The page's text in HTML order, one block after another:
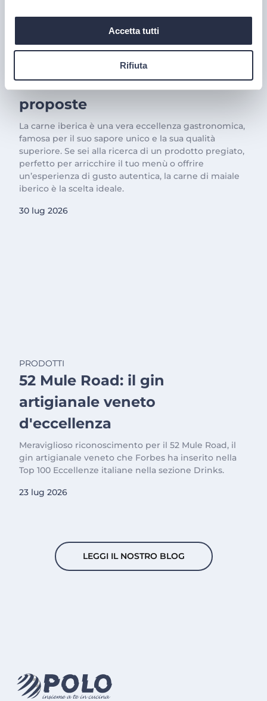
Accetta tutti
Rifiuta
PRODOTTI
Il trionfo del gusto con la
Carne Iberica: le nostre
proposte
La carne iberica è una vera eccellenza gastronomica,
famosa per il suo sapore unico e la sua qualità
superiore. Se sei alla ricerca di un prodotto pregiato,
perfetto per arricchire il tuo menù o offrire
un’esperienza di gusto autentica, la carne di maiale
iberico è la scelta ideale.
30 lug 2026
PRODOTTI
52 Mule Road: il gin
artigianale veneto
d'eccellenza
Meraviglioso riconoscimento per il 52 Mule Road, il
gin artigianale veneto che Forbes ha inserito nella
Top 100 Eccellenze italiane nella sezione Drinks.
23 lug 2026
LEGGI IL NOSTRO BLOG